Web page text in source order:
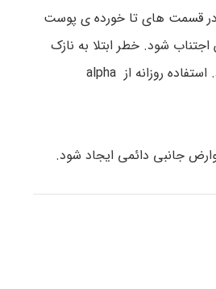
قسمت های تا خورده ی پوست
اجتناب شود. خطر ابتلا به نازک
شدن دائمی پوست زمانی افزایش می یابد که از پوشش های پلاستیکی (پوشش های ساران) استفاده شود. استفاده روزانه از alpha